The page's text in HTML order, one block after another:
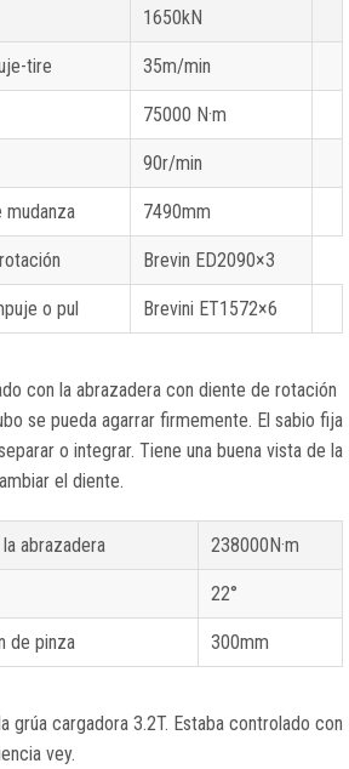
1650kN
tire 35m/min
75000 N·m
90r/min
mudanza 7490mm
Brevin ED2090×3
o pul Brevini ET1572×6
con la abrazadera con diente de rotación
se pueda agarrar firmemente. El sabio fija
o integrar. Tiene una buena vista de la
el diente.
abrazadera 238000N·m
22°
de pinza 300mm
grúa cargadora 3.2T. Estaba controlado con
vey.